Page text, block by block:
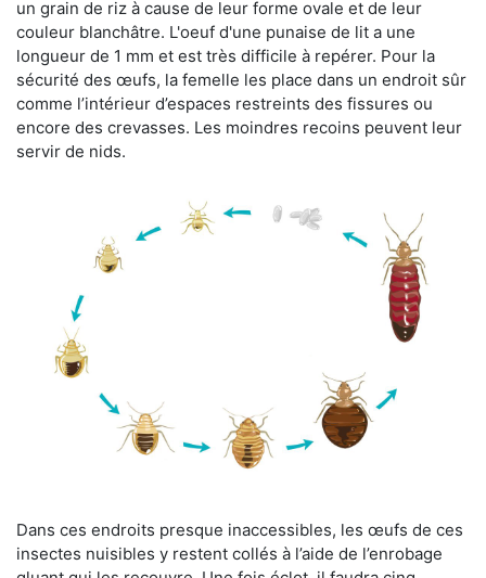
un grain de riz à cause de leur forme ovale et de leur
couleur blanchâtre. L'oeuf d'une punaise de lit a une
longueur de 1 mm et est très difficile à repérer. Pour la
sécurité des œufs, la femelle les place dans un endroit sûr
comme l’intérieur d’espaces restreints des fissures ou
encore des crevasses. Les moindres recoins peuvent leur
servir de nids.
Dans ces endroits presque inaccessibles, les œufs de ces
insectes nuisibles y restent collés à l’aide de l’enrobage